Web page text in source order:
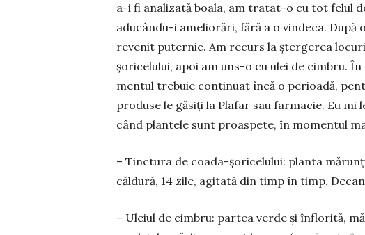
a-i fi anali­zată boala, am tratat-o cu tot felul
aducându-i ame­liorări, fără a o vindeca.
revenit puternic. Am recurs la ștergerea
șoricelului, apoi am uns-o cu ulei de cimbru.
mentul trebuie continuat încă o perioadă,
pro­duse le găsiți la Plafar sau farmacie. Eu
când plan­tele sunt proas­pete, în momentul
– Tinctura de coada-șori­celului: planta
căldură, 14 zile, agitată din timp în timp.
– Uleiul de cimbru: partea verde și înflorită,